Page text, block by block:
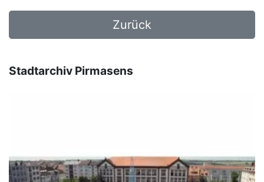
Zurück
Stadtarchiv Pirmasens